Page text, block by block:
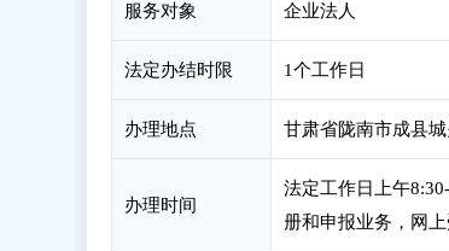
服务对象 企业法人
法定办结时限 1个工作日
办理地点 甘肃省陇南市成县
办理时间
法定工作日上午
册和申报业务，网